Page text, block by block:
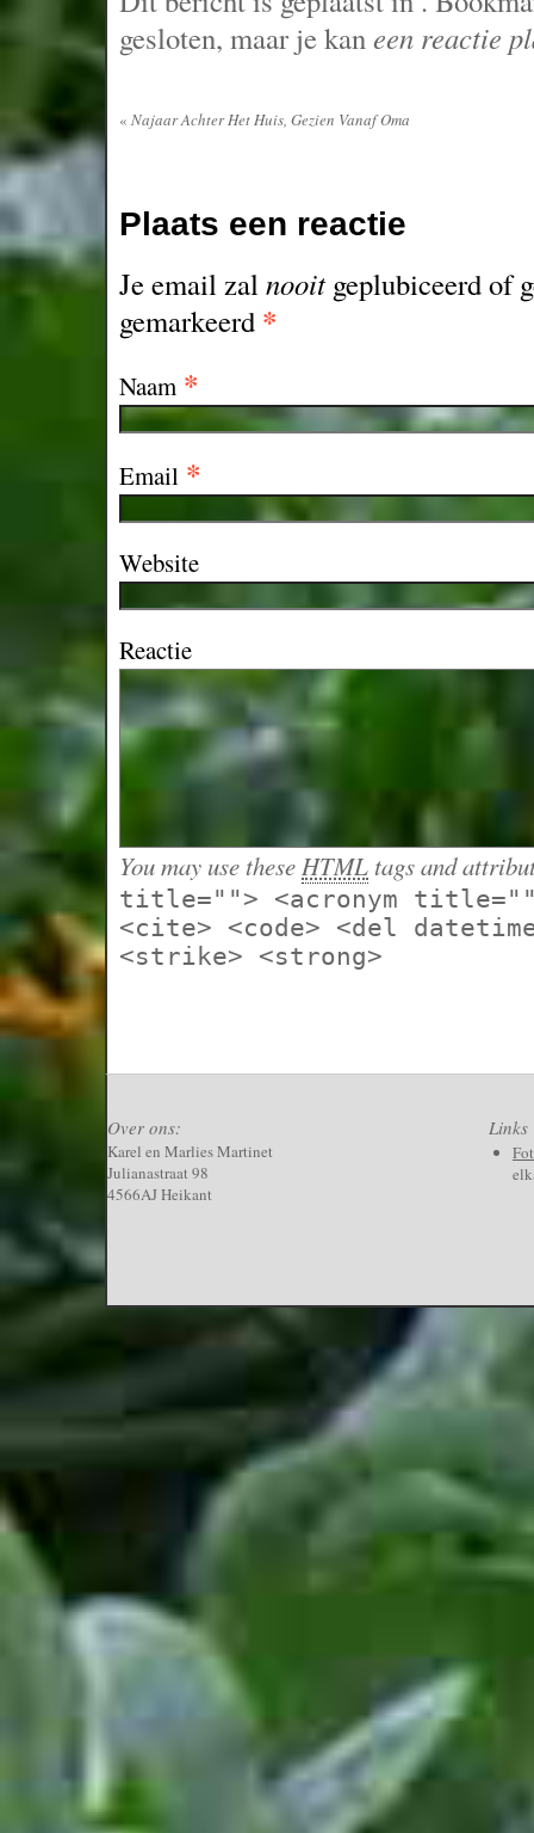
gesloten, maar je kaneen reactie
« Najaar Achter Het Huis, Gezien Vanaf Oma
Plaats een reactie
Je email zalnooitgeplubiceerd of
gemarkeerd *
Naam *
Email *
Website
Reactie
You may use theseHTML tags and
title=""> <acronym
<cite> <code> <del
<strike> <strong>
Over ons:
Karel en Marlies Martinet
Julianastraat 98
4566AJ Heikant
Links